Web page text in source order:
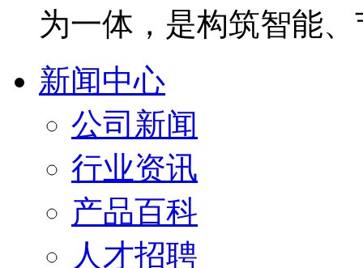
为一体，是构筑智能
新闻中心
公司新闻
行业资讯
产品百科
人才招聘